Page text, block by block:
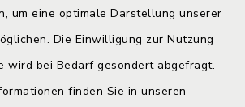
um eine optimale Darstellung unserer
Die Einwilligung zur Nutzung
wird bei Bedarf gesondert abgefragt.
finden Sie in unseren
Barrierefreiheit